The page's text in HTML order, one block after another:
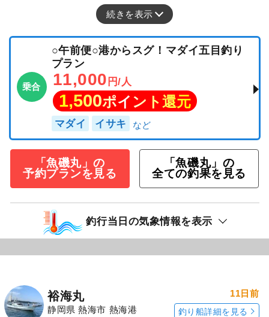
続きを表示
乗合
○午前便○港からスグ！マダイ五目釣り
プラン
11,000 円/人
1,500ポイント還元
マダイ イサキ
「魚磯丸」の
予約プランを見る
「魚磯丸」の
全ての釣果を見る
釣行当日の気象情報を表示
裕海丸
静岡県 熱海市 熱海港
11日前
釣り船詳細を見る